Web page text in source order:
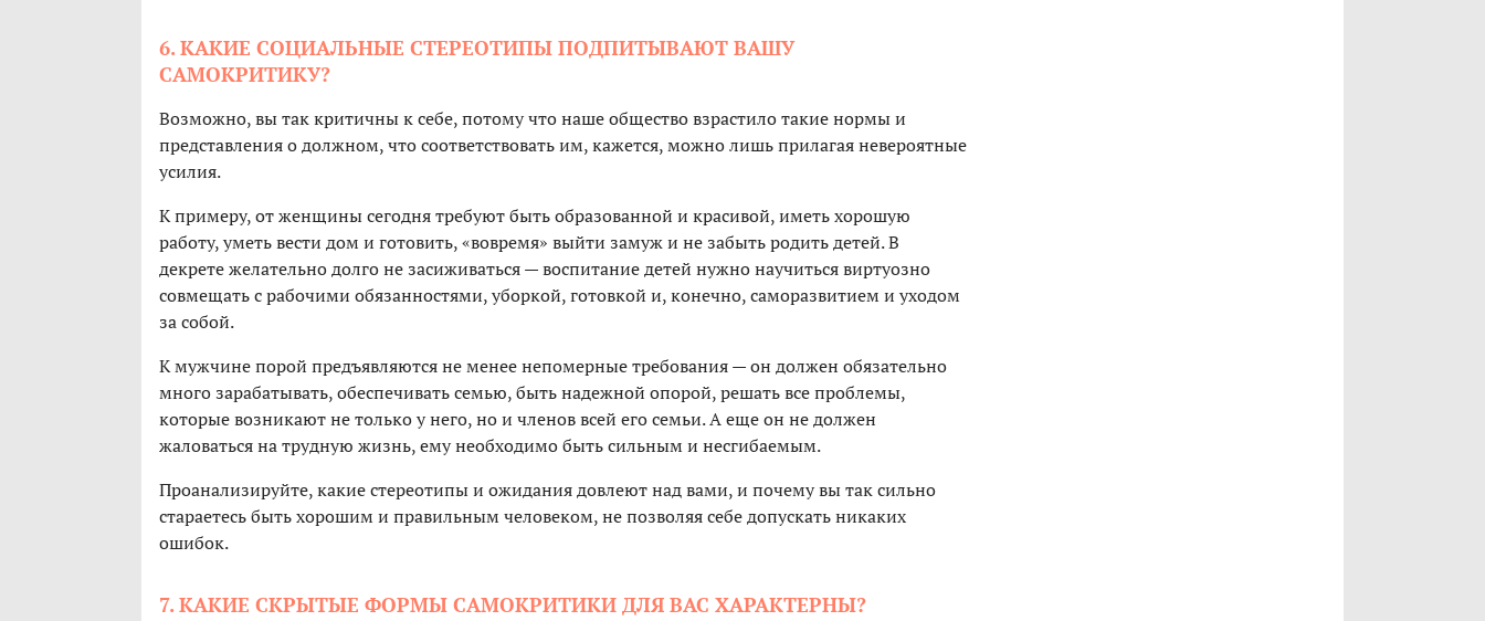
6. КАКИЕ СОЦИАЛЬНЫЕ СТЕРЕОТИПЫ ПОДПИТЫВАЮТ ВАШУ
САМОКРИТИКУ?
Возможно, вы так критичны к себе, потому что наше общество взрастило такие нормы и
представления о должном, что соответствовать им, кажется, можно лишь прилагая невероятные
усилия.
К примеру, от женщины сегодня требуют быть образованной и красивой, иметь хорошую
работу, уметь вести дом и готовить, «вовремя» выйти замуж и не забыть родить детей. В
декрете желательно долго не засиживаться — воспитание детей нужно научиться виртуозно
совмещать с рабочими обязанностями, уборкой, готовкой и, конечно, саморазвитием и уходом
за собой.
К мужчине порой предъявляются не менее непомерные требования — он должен обязательно
много зарабатывать, обеспечивать семью, быть надежной опорой, решать все проблемы,
которые возникают не только у него, но и членов всей его семьи. А еще он не должен
жаловаться на трудную жизнь, ему необходимо быть сильным и несгибаемым.
Проанализируйте, какие стереотипы и ожидания довлеют над вами, и почему вы так сильно
стараетесь быть хорошим и правильным человеком, не позволяя себе допускать никаких
ошибок.
7. КАКИЕ СКРЫТЫЕ ФОРМЫ САМОКРИТИКИ ДЛЯ ВАС ХАРАКТЕРНЫ?